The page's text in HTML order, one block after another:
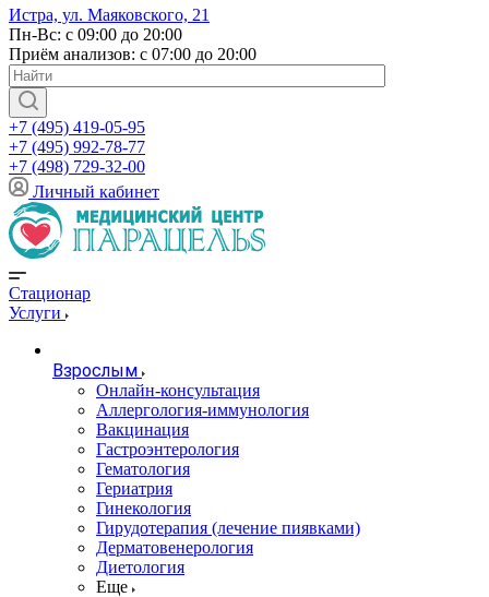
Истра, ул. Маяковского, 21
Пн-Вс: с 09:00 до 20:00
Приём анализов: с 07:00 до 20:00
+7 (495) 419-05-95
+7 (495) 992-78-77
+7 (498) 729-32-00
Личный кабинет
Стационар
Услуги
Взрослым
Онлайн-консультация
Аллергология-иммунология
Вакцинация
Гастроэнтерология
Гематология
Гериатрия
Гинекология
Гирудотерапия (лечение пиявками)
Дерматовенерология
Диетология
Еще